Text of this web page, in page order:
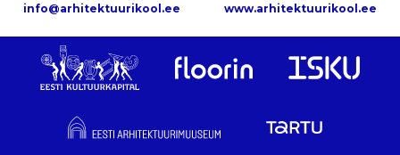
info@arhitektuurikool.ee
www.arhitektuurikool.ee